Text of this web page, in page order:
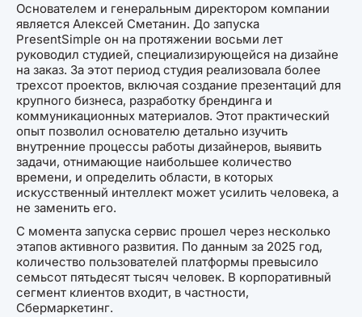
Основателем и генеральным директором компании
является Алексей Сметанин. До запуска
PresentSimple он на протяжении восьми лет
руководил студией, специализирующейся на дизайне
на заказ. За этот период студия реализовала более
трехсот проектов, включая создание презентаций для
крупного бизнеса, разработку брендинга и
коммуникационных материалов. Этот практический
опыт позволил основателю детально изучить
внутренние процессы работы дизайнеров, выявить
задачи, отнимающие наибольшее количество
времени, и определить области, в которых
искусственный интеллект может усилить человека, а
не заменить его.
С момента запуска сервис прошел через несколько
этапов активного развития. По данным за 2025 год,
количество пользователей платформы превысило
семьсот пятьдесят тысяч человек. В корпоративный
сегмент клиентов входит, в частности,
Сбермаркетинг.